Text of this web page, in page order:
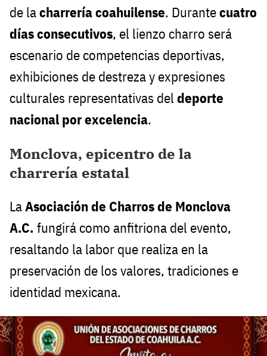
de lacharrería coahuilense. Durantecuatro
días consecutivos, el lienzo charro será
escenario de competencias deportivas,
exhibiciones de destreza y expresiones
culturales representativas del deporte
nacional por excelencia.
Monclova, epicentro de la
charrería estatal
LaAsociación de Charros de Monclova
A.C. fungirá como anfitriona del evento,
resaltando la labor que realiza en la
preservación de los valores, tradiciones e
identidad mexicana.